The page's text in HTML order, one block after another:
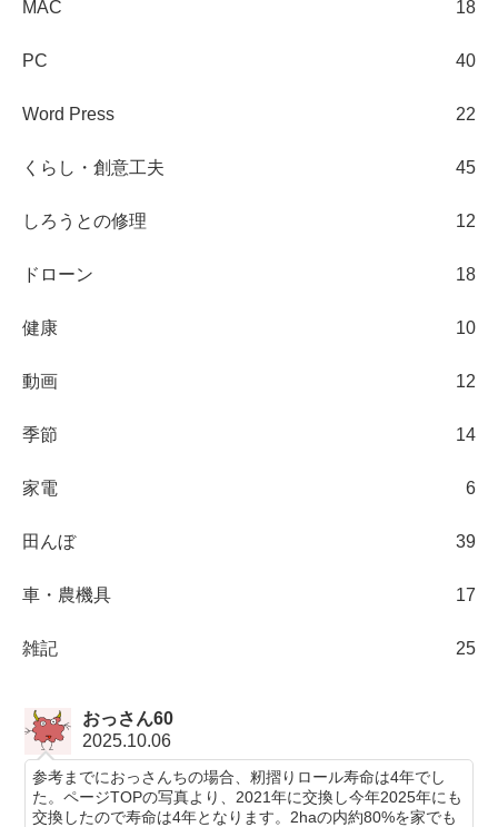
MAC 18
PC 40
Word Press 22
くらし・創意工夫 45
しろうとの修理 12
ドローン 18
健康 10
動画 12
季節 14
家電 6
田んぼ 39
車・農機具 17
雑記 25
おっさん60
2025.10.06
参考までにおっさんちの場合、籾摺りロール寿命は4年でし
た。ページTOPの写真より、2021年に交換し今年2025年にも
交換したので寿命は4年となります。2haの内約80%を家でも